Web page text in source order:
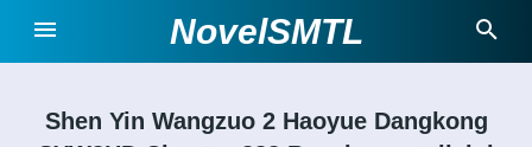
NovelSMTL
Shen Yin Wangzuo 2 Haoyue Dangkong